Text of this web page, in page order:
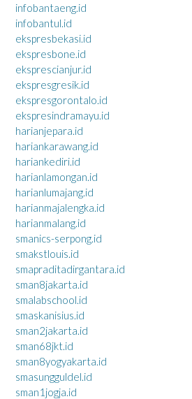
infobantaeng.id
infobantul.id
ekspresbekasi.id
ekspresbone.id
eksprescianjur.id
ekspresgresik.id
ekspresgorontalo.id
ekspresindramayu.id
harianjepara.id
hariankarawang.id
hariankediri.id
harianlamongan.id
harianlumajang.id
harianmajalengka.id
harianmalang.id
smanics-serpong.id
smakstlouis.id
smapraditadirgantara.id
sman8jakarta.id
smalabschool.id
smaskanisius.id
sman2jakarta.id
sman68jkt.id
sman8yogyakarta.id
smasungguldel.id
sman1jogja.id